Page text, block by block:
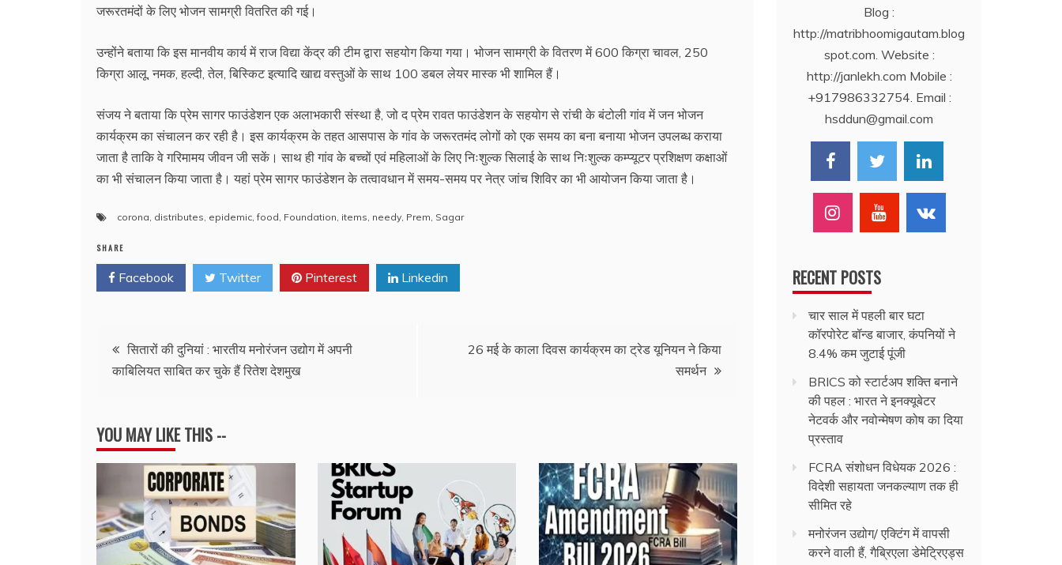
जरूरतमंदों के लिए भोजन सामग्री वितरित की गई।
उन्होंने बताया कि इस मानवीय कार्य में राज विद्या केंद्र की टीम द्वारा सहयोग किया गया। भोजन सामग्री के वितरण में 600 किग्रा चावल, 250
किग्रा आलू, नमक, हल्दी, तेल, बिस्किट इत्यादि खाद्य वस्तुओं के साथ 100 डबल लेयर मास्क भी शामिल हैं।
संजय ने बताया कि प्रेम सागर फाउंडेशन एक अलाभकारी संस्था है, जो द प्रेम रावत फाउंडेशन के सहयोग से रांची के बंटोली गांव में जन भोजन
कार्यक्रम का संचालन कर रही है। इस कार्यक्रम के तहत आसपास के गांव के जरूरतमंद लोगों को एक समय का बना बनाया भोजन उपलब्ध कराया
जाता है ताकि वे गरिमामय जीवन जी सकें। साथ ही गांव के बच्चों एवं महिलाओं के लिए निःशुल्क सिलाई के साथ निःशुल्क कम्प्यूटर प्रशिक्षण कक्षाओं
का भी संचालन किया जाता है। यहां प्रेम सागर फाउंडेशन के तत्वावधान में समय-समय पर नेत्र जांच शिविर का भी आयोजन किया जाता है।
corona distributes epidemic ,food Foundation items needy Prem Sagar
SHARE
Facebook Twitter Pinterest Linkedin
Post
navigation
सितारों की दुनियां : भारतीय मनोरंजन उद्योग में अपनी
काबिलियत साबित कर चुके हैं रितेश देशमुख
26 मई के काला दिवस कार्यक्रम का ट्रेड यूनियन ने किया
समर्थन
YOU MAY LIKE THIS --
Blog :
http://matribhoomigautam.blog
spot.com. Website :
http://janlekh.com Mobile :
+917986332754. Email :
hsddun@gmail.com
RECENT POSTS
चार साल में पहली बार घटा
कॉरपोरेट बॉन्ड बाजार, कंपनियों ने
8.4% कम जुटाई पूंजी
BRICS को स्टार्टअप शक्ति बनाने
की पहल : भारत ने इनक्यूबेटर
नेटवर्क और नवोन्मेषण कोष का दिया
प्रस्ताव
FCRA संशोधन विधेयक 2026 :
विदेशी सहायता जनकल्याण तक ही
सीमित रहे
मनोरंजन उद्योग/ एक्टिंग में वापसी
करने वाली हैं, गैब्रिएला डेमेट्रिएड्स